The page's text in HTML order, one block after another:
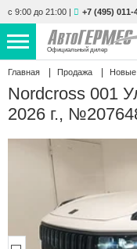
с 9:00 до 21:00 | +7 (495) 011-
Официальный дилер
НОВЫЕ
С ПРОБЕГОМ 850 авто
СЕРВИС
УСЛУГИ
АКЦИИ
Главная Продажа Новые
Nordcross 001
2026 г.,